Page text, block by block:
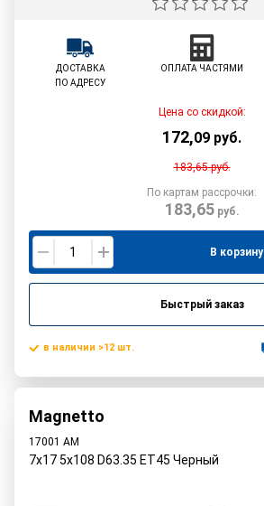
ДОСТАВКА
ПО АДРЕСУ
ОПЛАТА ЧАСТЯМИ
Цена со скидкой:
172,09 руб.
183,65руб.
По картам рассрочки:
183,65руб.
В корзину
Быстрый заказ
в наличии >12 шт.
Magnetto
17001 AM
7x17 5x108 D63.35 ET45 Черный